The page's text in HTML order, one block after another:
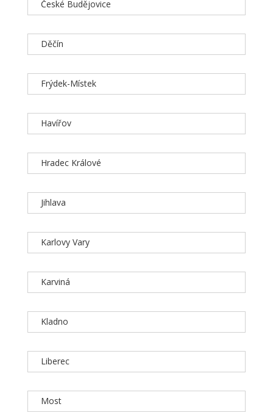
České Budějovice
Děčín
Frýdek-Místek
Havířov
Hradec Králové
Jihlava
Karlovy Vary
Karviná
Kladno
Liberec
Most